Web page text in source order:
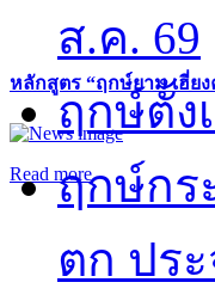
หลักสูตร “ฤกษ์ยาม เฮี่ยง
Read more
ส.ค. 69
ฤกษ์ตั้ง
ฤกษ์กร
ตก ปร